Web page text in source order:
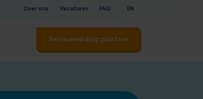
Over ons Vacatures FAQ EN
Servicemelding plaatsen